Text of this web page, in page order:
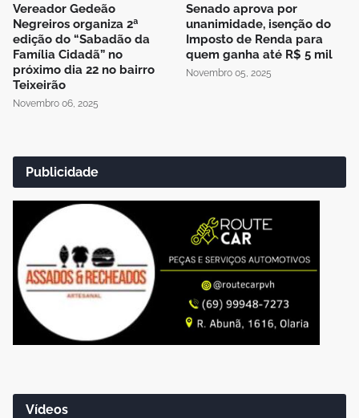
Vereador Gedeão
Negreiros organiza 2ª
edição do “Sabadão da
Família Cidadã” no
próximo dia 22 no bairro
Teixeirão
Novembro 06, 2025
Senado aprova por
unanimidade, isenção do
Imposto de Renda para
quem ganha até R$ 5 mil
Novembro 05, 2025
Publicidade
Vídeos